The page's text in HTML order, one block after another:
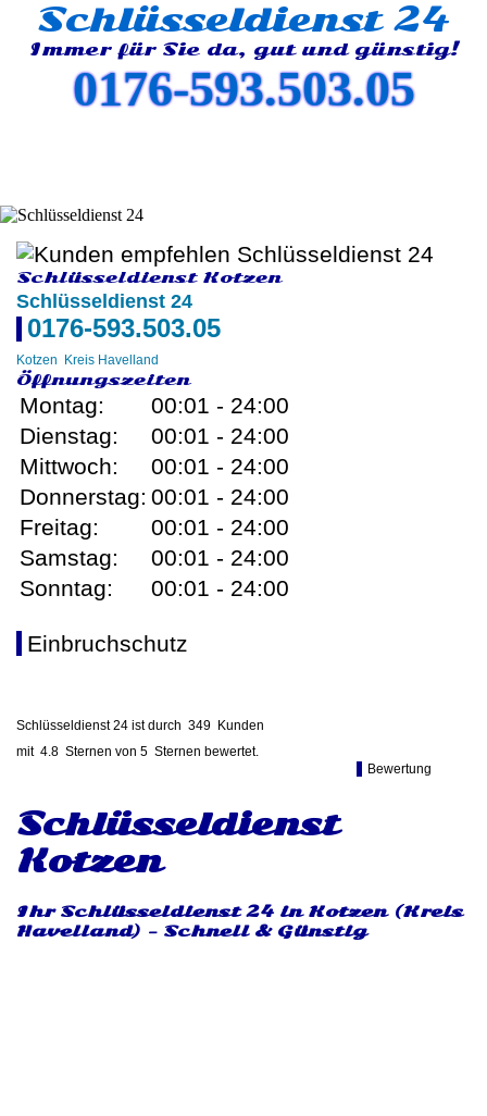
Schlüsseldienst 24
Immer für Sie da, gut und günstig!
0176-593.503.05
Schlüsseldienst Kotzen
Schlüsseldienst 24
0176-593.503.05
Kotzen Kreis Havelland
Öffnungszeiten
Montag:
00:01 - 24:00
Dienstag:
00:01 - 24:00
Mittwoch:
00:01 - 24:00
Donnerstag: 00:01 - 24:00
Freitag:
00:01 - 24:00
Samstag:
00:01 - 24:00
Sonntag:
00:01 - 24:00
Einbruchschutz
Schlüsseldienst 24 ist durch 349 Kunden
mit 4.8 Sternen von 5 Sternen bewertet.
Bewertung
Schlüsseldienst
Kotzen
Ihr Schlüsseldienst 24 in Kotzen (Kreis
Havelland) - Schnell & Günstig